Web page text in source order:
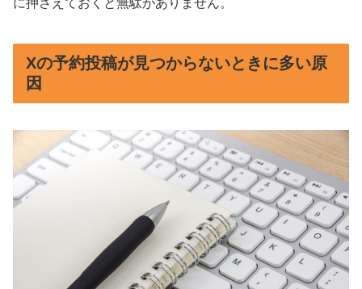
Xの予約投稿が見つからないときに多い原
因